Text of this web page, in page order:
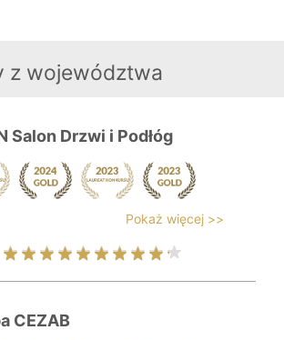
z województwa
Salon Drzwi i Podłóg
Pokaż więcej >>
CEZAB